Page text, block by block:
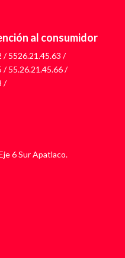
al consumidor
/5526.21.45.63 /
/55.26.21.45.66/
/
6 Sur Apatlaco.